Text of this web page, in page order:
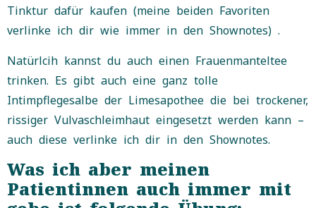
Tinktur dafür kaufen (meine beiden Favoriten
verlinke ich dir wie immer in den Shownotes) .
Natürlcih kannst du auch einen Frauenmanteltee
trinken. Es gibt auch eine ganz tolle
Intimpflegesalbe der Limesapothee die bei trockener,
rissiger Vulvaschleimhaut eingesetzt werden kann –
auch diese verlinke ich dir in den Shownotes.
Was ich aber meinen
Patientinnen auch immer mit